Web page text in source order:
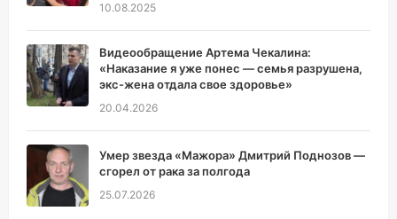
10.08.2025
Видеообращение Артема Чекалина:
«Наказание я уже понес — семья разрушена,
экс-жена отдала свое здоровье»
20.04.2026
Умер звезда «Мажора» Дмитрий Поднозов —
сгорел от рака за полгода
25.07.2026